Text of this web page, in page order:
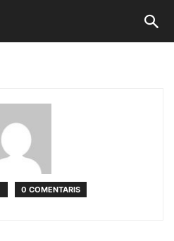
0 COMENTARIS